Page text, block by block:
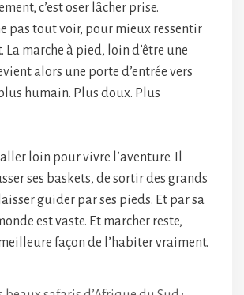
c’est oser lâcher prise.
pas tout voir, pour mieux ressentir
La marche à pied, loin d’être une
alors une porte d’entrée vers
humain. Plus doux. Plus
loin pour vivre l’aventure. Il
ses baskets, de sortir des grands
guider par ses pieds. Et par sa
est vaste. Et marcher reste,
façon de l’habiter vraiment.